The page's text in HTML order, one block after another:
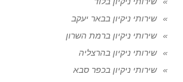
שירותי ניקיון בבאר יעקב
שירותי ניקיון ברמת השרון
שירותי ניקיון בהרצליה
שירותי ניקיון בכפר סבא